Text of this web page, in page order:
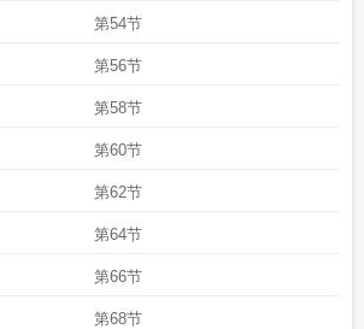
第54节
第56节
第58节
第60节
第62节
第64节
第66节
第68节